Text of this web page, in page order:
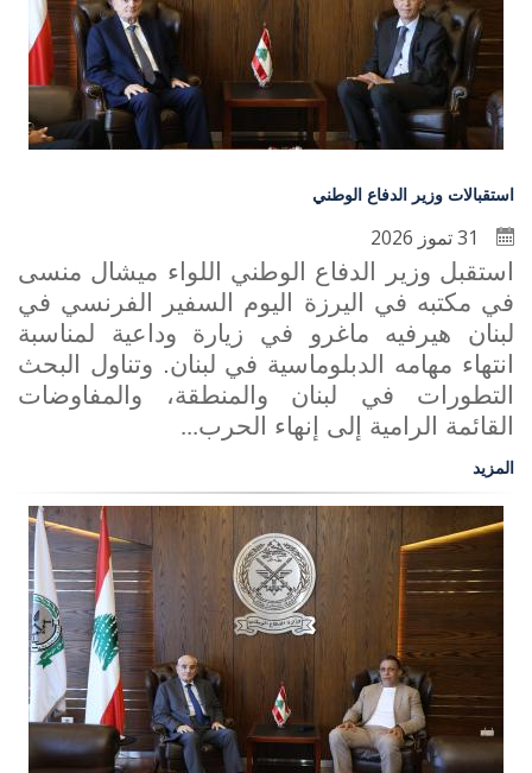
استقبالات وزير الدفاع الوطني
استقبل وزير الدفاع الوطني اللواء ميشال منسى
في مكتبه في اليرزة اليوم السفير الفرنسي في
لبنان هيرفيه ماغرو في زيارة وداعية لمناسبة
انتهاء مهامه الدبلوماسية في لبنان. وتناول البحث
التطورات في لبنان والمنطقة، والمفاوضات
القائمة الرامية إلى إنهاء الحرب...
المزيد